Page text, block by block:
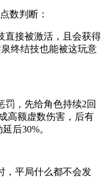
数判断：
直接被激活，且会获得
终结技也能被这玩意
罚， 先给角色持续2回
高额虚数伤害，后有
延后30%。
，平局什么都不会发